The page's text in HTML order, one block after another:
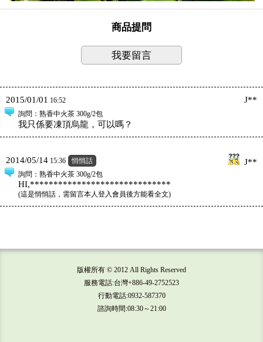
商品提問
我要留言
2015/01/01 16:52 J**
詢問 ：熟香中火茶 300g/2包
我只係要凍頂烏龍，可以嗎？
2014/05/14 15:36 悄悄話 J**
詢問 ：熟香中火茶 300g/2包
HI,******************************
(這是悄悄話，需留言本人登入會員後方能看全文)
版權所有 © 2012 All Rights Reserved
服務電話:台灣+886-49-2752523
行動電話:0932-587370
諮詢時間:08:30～21:00